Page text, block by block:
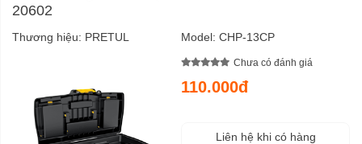
20602
Thương hiệu: PRETUL Model: CHP-13CP
Chưa có đánh giá
110.000đ
Liên hệ khi có hàng